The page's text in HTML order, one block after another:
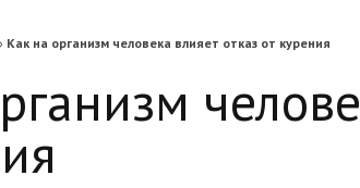
Как на организм человека влияет отказ от курения